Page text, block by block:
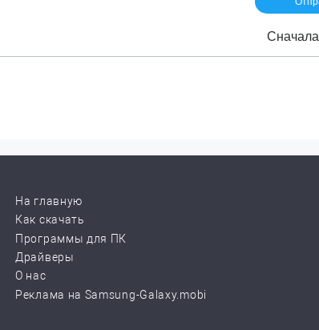
Сначала
На главную
Как скачать
Программы для ПК
Драйверы
О нас
Реклама на Samsung-Galaxy.mobi